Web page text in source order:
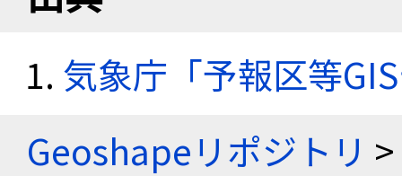
気象庁「予報区等
Geoshapeリポジトリ >